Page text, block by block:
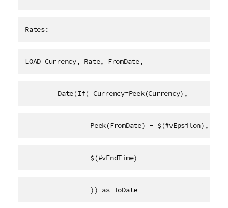
Rates:
LOAD Currency, Rate, FromDate,
	Date(If( Currency=Peek(Currency),
		Peek(FromDate) - $(#vEpsilon),
		$(#vEndTime)
		)) as ToDate